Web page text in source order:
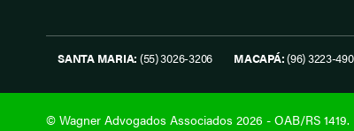
SANTA MARIA: (55) 3026-3206 MACAPÁ:(96) 3223-
© Wagner Advogados Associados 2026 - OAB/RS 1419.